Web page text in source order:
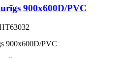
900x600D/PVC
900x600D/PVC